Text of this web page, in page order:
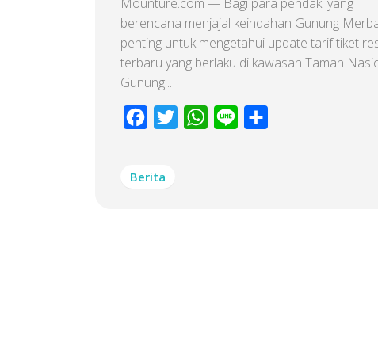
berencana menjajal keindahan Gunung
penting untuk mengetahui update tarif tiket
terbaru yang berlaku di kawasan Taman
Gunung...
Facebook
Twitter WhatsApp
Line
Berita